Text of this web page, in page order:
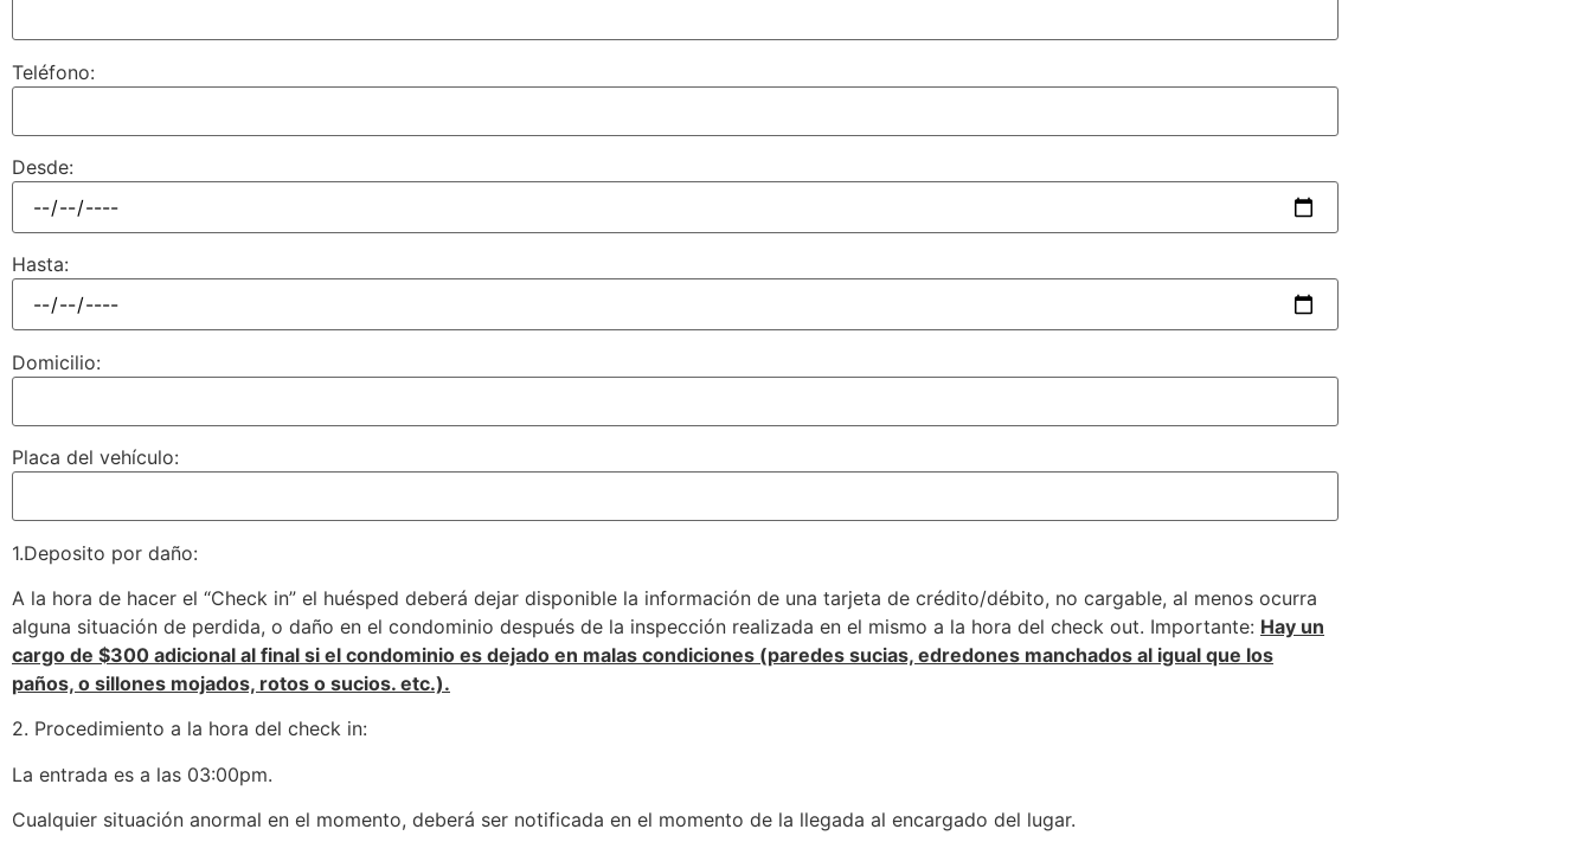
Teléfono:
Desde:
Hasta:
Domicilio:
Placa del vehículo:
1.Deposito por daño:
A la hora de hacer el “Check in” el huésped deberá dejar disponible la información de una tarjeta de crédito/débito, no cargable, al menos ocurra
alguna situación de perdida, o daño en el condominio después de la inspección realizada en el mismo a la hora del check out. Importante: Hay un
cargo de $300 adicional al final si el condominio es dejado en malas condiciones (paredes sucias, edredones manchados al igual que los
paños, o sillones mojados, rotos o sucios. etc.).
2. Procedimiento a la hora del check in:
La entrada es a las 03:00pm.
Cualquier situación anormal en el momento, deberá ser notificada en el momento de la llegada al encargado del lugar.